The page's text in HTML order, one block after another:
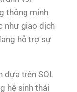
thông minh
như giao dịch
hỗ trợ sự
dựa trên SOL
hệ sinh thái